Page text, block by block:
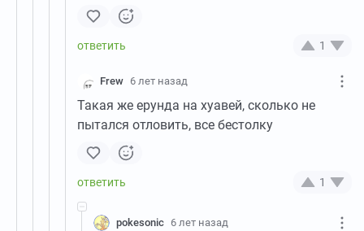
1
Frew 6 лет назад
Такая же ерунда на хуавей, сколько не
пытался отловить, все бестолку
1
pokesonic 6 лет назад